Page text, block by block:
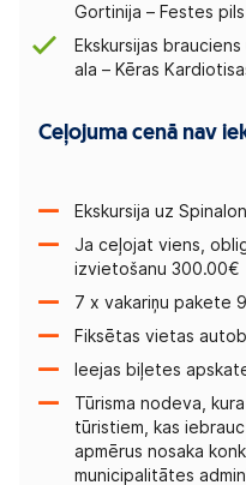
Gortinija – Festes
Ekskursijas
ala – Kēras
Ceļojuma cenā nav
Ekskursija uz
Ja ceļojat viens,
izvietošanu 300.00€
7 x vakariņu pakete
Fiksētas vietas
Ieejas biļetes
Tūrisma nodeva,
tūristiem, kas
apmērus nosaka
municipalitātes